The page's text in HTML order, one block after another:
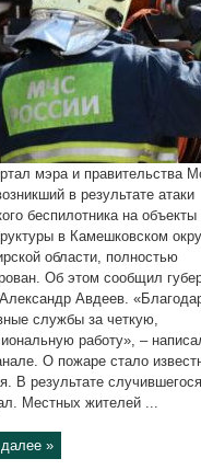
мэра и правительства
в результате атаки
беспилотника на объекты
в Камешковском
области, полностью
Об этом сообщил
Авдеев.
службы за четкую,
работу», –
О пожаре стало
В результате
Местных жителей ...
»